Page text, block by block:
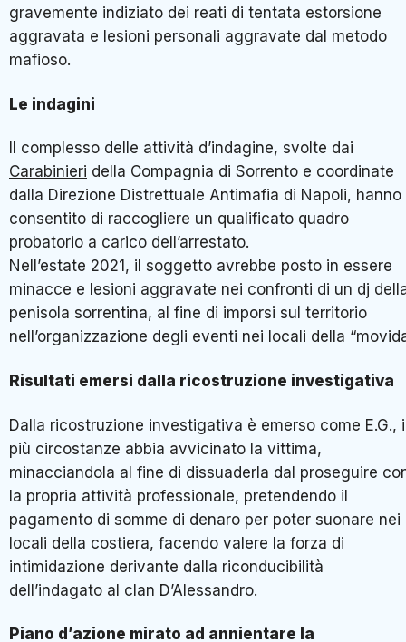
gravemente indiziato dei reati di tentata estorsione
aggravata e lesioni personali aggravate dal metodo
mafioso.
Le indagini
Il complesso delle attività d’indagine, svolte dai
Carabinieri della Compagnia di Sorrento e coordinate
dalla Direzione Distrettuale Antimafia di Napoli, hanno
consentito di raccogliere un qualificato quadro
probatorio a carico dell’arrestato.
Nell’estate 2021, il soggetto avrebbe posto in essere
minacce e lesioni aggravate nei confronti di un dj
penisola sorrentina, al fine di imporsi sul territorio
nell’organizzazione degli eventi nei locali della
Risultati emersi dalla ricostruzione investigativa
Dalla ricostruzione investigativa è emerso come E.G.,
più circostanze abbia avvicinato la vittima,
minacciandola al fine di dissuaderla dal proseguire
la propria attività professionale, pretendendo il
pagamento di somme di denaro per poter suonare nei
locali della costiera, facendo valere la forza di
intimidazione derivante dalla riconducibilità
dell’indagato al clan D’Alessandro.
Piano d’azione mirato ad annientare la